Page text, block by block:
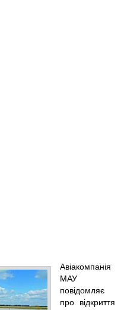
Авіакомпанія
МАУ
повідомляє
про відкриття